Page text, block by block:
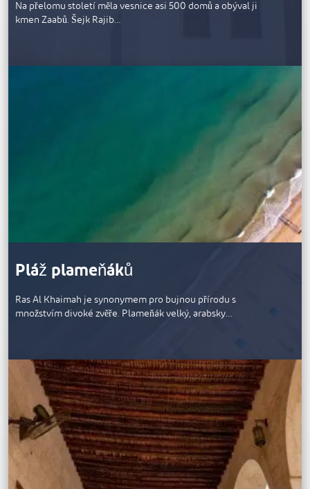
Na přelomu století měla vesnice asi 500 domů a obýval ji
kmen Zaabů. Šejk Rajib…
Pláž plameňáků
Ras Al Khaimah je synonymem pro bujnou přírodu s
množstvím divoké zvěře. Plameňák velký, arabsky…